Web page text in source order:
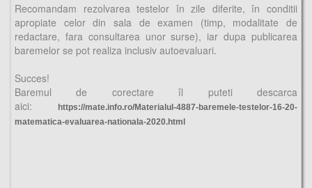
Recomandam rezolvarea testelor în zile diferite, în conditii
apropiate celor din sala de examen (timp, modalitate de
redactare, fara consultarea unor surse), iar dupa publicarea
baremelor se pot realiza inclusiv autoevaluari.
Succes!
Baremul de corectare îl puteti descarca
aici:
https://mate.info.ro/Materialul-4887-baremele-testelor-16-20-
matematica-evaluarea-nationala-2020.html